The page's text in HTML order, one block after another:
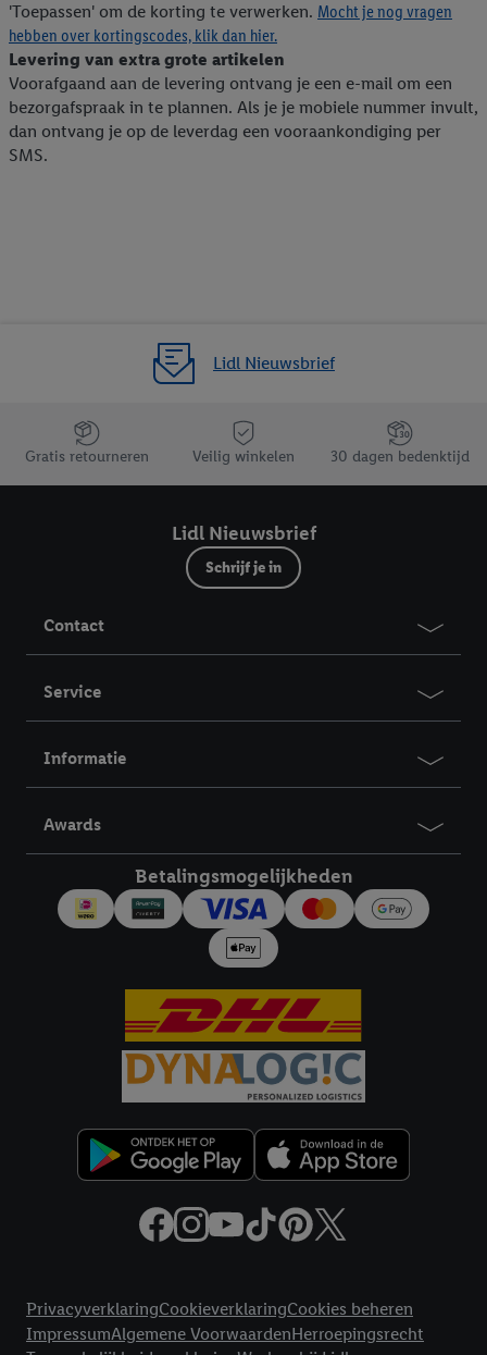
'Toepassen' om de korting te verwerken. Mocht je nog vragen
hebben over kortingscodes, klik dan hier.
Levering van extra grote artikelen
Voorafgaand aan de levering ontvang je een e-mail om een
bezorgafspraak in te plannen. Als je je mobiele nummer invult,
dan ontvang je op de leverdag een vooraankondiging per
SMS.
Lidl Nieuwsbrief
Jouw voordelen bij ons als Lidl webshop klant
Gratis retourneren Veilig winkelen 30 dagen bedenktijd
Lidl Nieuwsbrief
Schrijf je in
Contact
Service
Informatie
Awards
Betalingsmogelijkheden
PrivacyverklaringCookieverklaringCookies beheren
ImpressumAlgemene VoorwaardenHerroepingsrecht